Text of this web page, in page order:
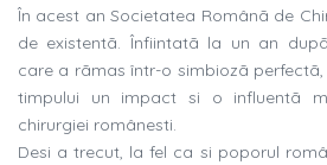
În acest an Societatea Românã de
de existentã. Înfiintatã la un an
care a rãmas într-o simbiozã perfectã,
timpului un impact si o influentã
chirurgiei românesti.
Desi a trecut, la fel ca si poporul